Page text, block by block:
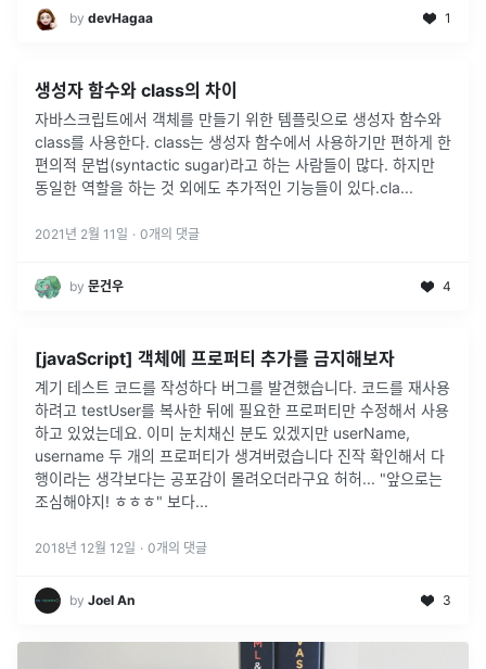
by devHagaa 1
생성자 함수와 class의 차이
자바스크립트에서 객체를 만들기 위한 템플릿으로 생성자 함수와
class를 사용한다. class는 생성자 함수에서 사용하기만 편하게 한
편의적 문법(syntactic sugar)라고 하는 사람들이 많다. 하지만
동일한 역할을 하는 것 외에도 추가적인 기능들이 있다.cla...
2021년 2월 11일 · 0개의 댓글
by 문건우 4
[javaScript] 객체에 프로퍼티 추가를 금지해보자
계기 테스트 코드를 작성하다 버그를 발견했습니다. 코드를 재사용
하려고 testUser를 복사한 뒤에 필요한 프로퍼티만 수정해서 사용
하고 있었는데요. 이미 눈치채신 분도 있겠지만 userName,
username 두 개의 프로퍼티가 생겨버렸습니다 진작 확인해서 다
행이라는 생각보다는 공포감이 몰려오더라구요 허허... "앞으로는
조심해야지! ㅎㅎㅎ" 보다...
2018년 12월 12일 · 0개의 댓글
by Joel An 3